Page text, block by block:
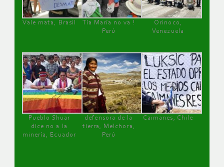
Vale mata, Brasil
Tía María no va !
Perú
Orinoco,
Venezuela
Pueblo Shuar
dice no a la
minería, Ecuador
defensora de la
tierra, Melchora,
Perú
Caimanes, Chile